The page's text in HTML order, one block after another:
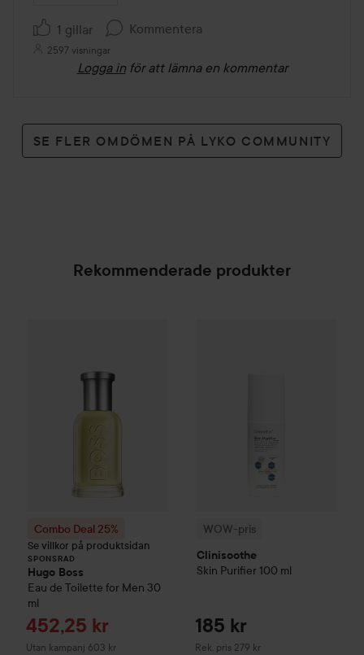
1 gillar Kommentera
2597 visningar
Logga in för att lämna en kommentar
SE FLER OMDÖMEN PÅ LYKO COMMUNITY
Rekommenderade produkter
Combo Deal 25%
Se villkor på produktsidan
SPONSRAD
Hugo Boss
Eau de Toilette for Men 30
ml
Reapris
452,25 kr
Utan kampanj 603 kr
WOW-pris
Clinisoothe
Skin Purifier 100 ml
185 kr
Rek. pris 279 kr
Rekommenderat pris 279 kr